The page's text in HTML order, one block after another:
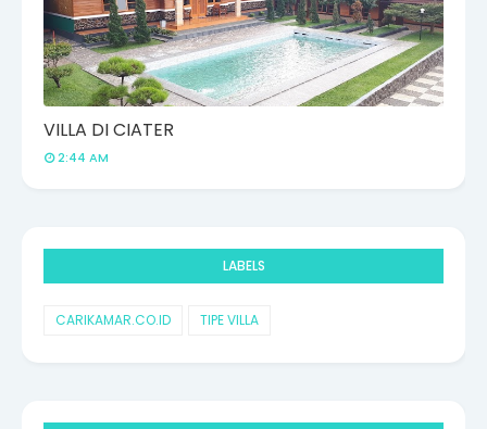
VILLA DI CIATER
2:44 AM
LABELS
CARIKAMAR.CO.ID TIPE VILLA